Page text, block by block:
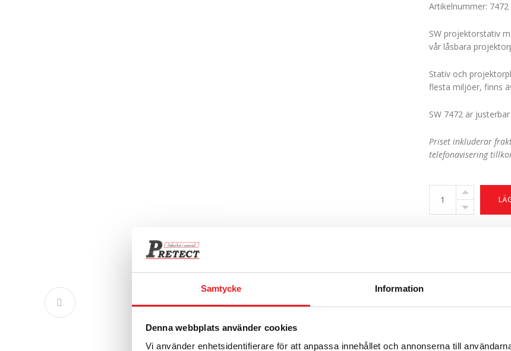
Samtycke Information
Denna webbplats använder cookies
Vi använder enhetsidentifierare för att anpassa innehållet och annonserna till
Artikelnummer: 7472
SW projektorstativ
vår låsbara
Stativ och
flesta miljöer, finns
SW 7472 är
Priset inkluderar
telefonavisering
Projektorstativ
7472